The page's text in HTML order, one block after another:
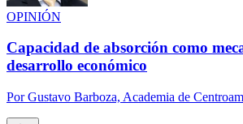
OPINIÓN
Capacidad de absorción como
desarrollo económico
PorGustavo Barboza, Academia de